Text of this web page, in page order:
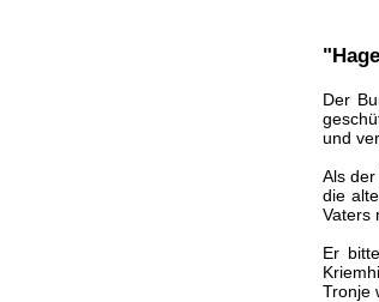
Der
und
Als
die
Vaters
Er
Tronje